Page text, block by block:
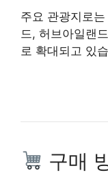
주요 관광지로
드, 허브아일랜
로 확대되고 있
구매